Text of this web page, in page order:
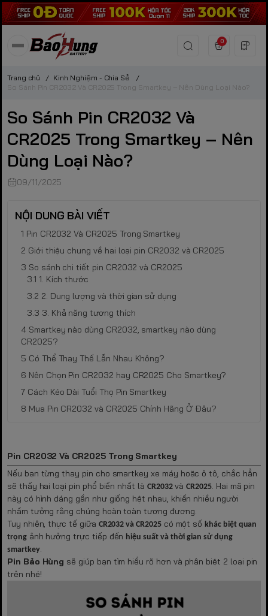
0
Trang chủ / Kinh Nghiệm - Chia Sẻ
/
So Sánh Pin CR2032 Và CR2025 Trong Smartkey – Nên Dùng Loại Nào?
So Sánh Pin CR2032 Và
CR2025 Trong Smartkey – Nên
Dùng Loại Nào?
09/11/2025
NỘI DUNG BÀI VIẾT
Pin CR2032 Và CR2025 Trong Smartkey
Giới thiệu chung về hai loại pin CR2032 và CR2025
So sánh chi tiết pin CR2032 và CR2025
1. Kích thước
2. Dung lượng và thời gian sử dụng
3. Khả năng tương thích
Smartkey nào dùng CR2032, smartkey nào dùng
CR2025?
Có Thể Thay Thế Lẫn Nhau Không?
Nên Chọn Pin CR2032 hay CR2025 Cho Smartkey?
Cách Kéo Dài Tuổi Thọ Pin Smartkey
Mua Pin CR2032 và CR2025 Chính Hãng Ở Đâu?
Pin CR2032 Và CR2025 Trong Smartkey
Nếu bạn từng thay pin cho smartkey xe máy hoặc ô tô, chắc hẳn
sẽ thấy hai loại pin phổ biến nhất là CR2032vàCR2025. Hai mã pin
này có hình dáng gần như giống hệt nhau, khiến nhiều người
nhầm tưởng rằng chúng hoàn toàn tương đương.
Tuy nhiên, thực tế giữa CR2032 và CR2025có một sốkhác biệt quan
trọngảnh hưởng trực tiếp đến hiệu suất và thời gian sử dụng
smartkey.
Pin Bảo Hùng sẽ giúp bạn tìm hiểu rõ hơn và phân biệt 2 loại pin
trên nhé!